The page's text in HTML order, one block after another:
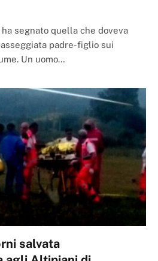
segnato quella che doveva
padre-figlio sui
Un uomo…
salvata